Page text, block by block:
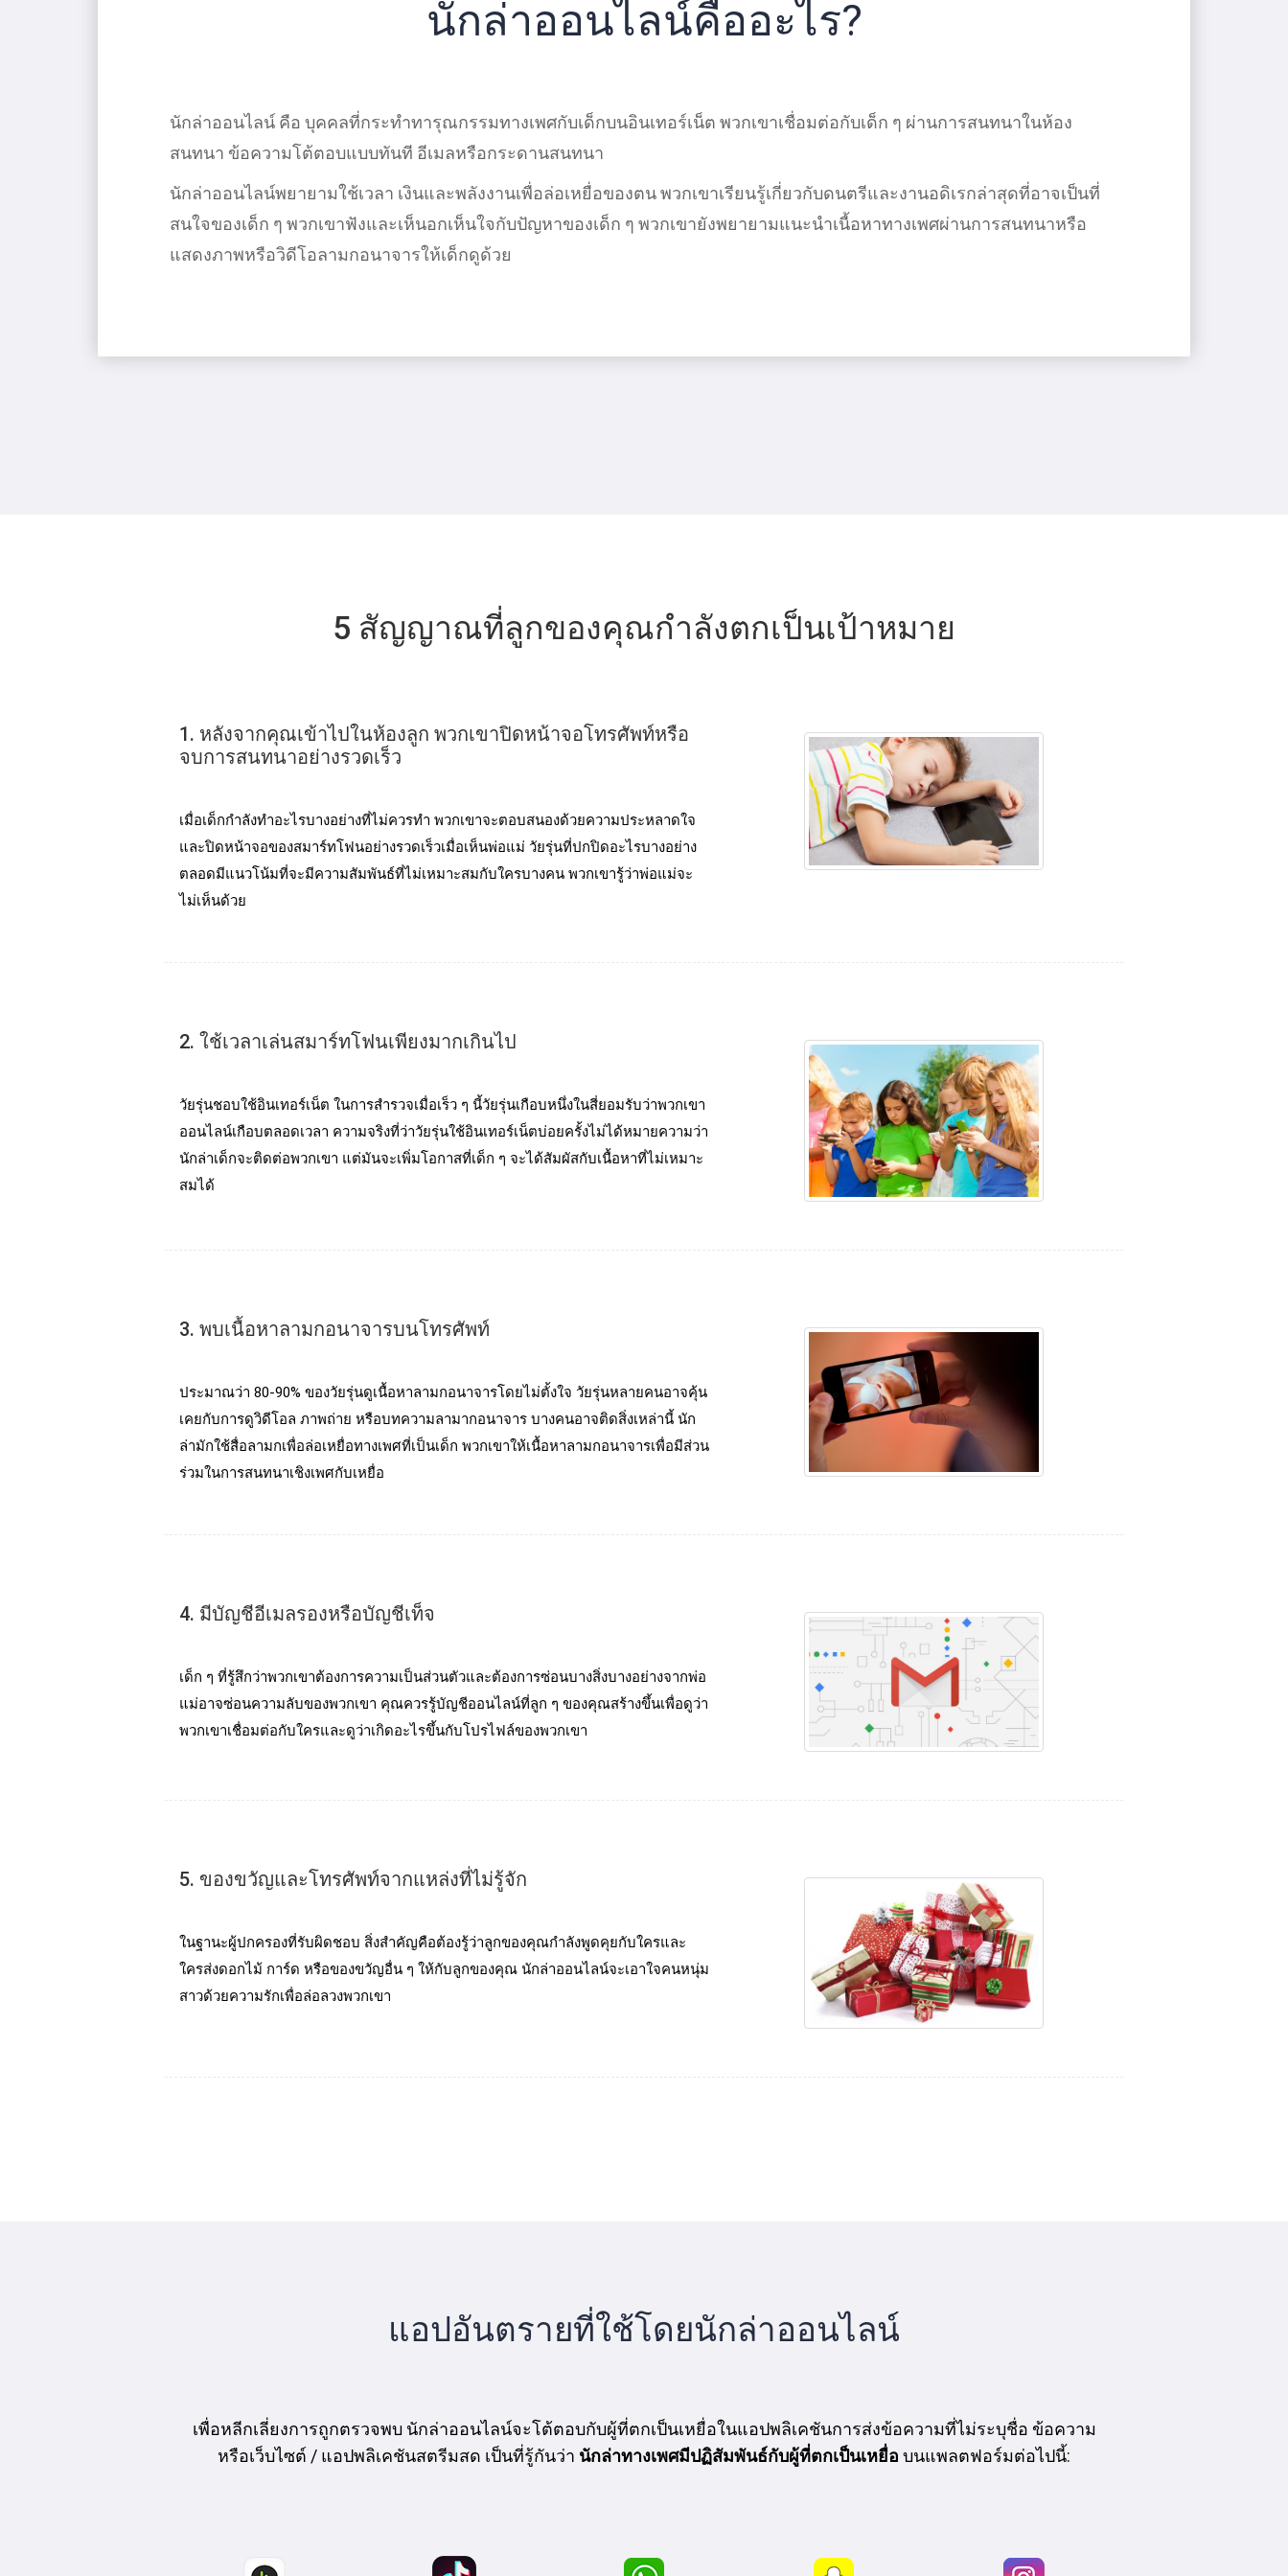
นักล่าออนไลน์คืออะไร?
นักล่าออนไลน์ คือ บุคคลที่กระทําทารุณกรรมทางเพศกับเด็กบนอินเทอร์เน็ต พวกเขาเชื่อมต่อกับเด็ก ๆ ผ่านการสนทนาในห้อง
สนทนา ข้อความโต้ตอบแบบทันที อีเมลหรือกระดานสนทนา
นักล่าออนไลน์พยายามใช้เวลา เงินและพลังงานเพื่อล่อเหยื่อของตน พวกเขาเรียนรู้เกี่ยวกับดนตรีและงานอดิเรกล่าสุดที่อาจเป็นที่
สนใจของเด็ก ๆ พวกเขาฟังและเห็นอกเห็นใจกับปัญหาของเด็ก ๆ พวกเขายังพยายามแนะนําเนื้อหาทางเพศผ่านการสนทนาหรือ
แสดงภาพหรือวิดีโอลามกอนาจารให้เด็กดูด้วย
5 สัญญาณที่ลูกของคุณกําลังตกเป็นเป้าหมาย
1. หลังจากคุณเข้าไปในห้องลูก พวกเขาปิดหน้าจอโทรศัพท์หรือ
จบการสนทนาอย่างรวดเร็ว
เมื่อเด็กกําลังทําอะไรบางอย่างที่ไม่ควรทํา พวกเขาจะตอบสนองด้วยความประหลาดใจ
และปิดหน้าจอของสมาร์ทโฟนอย่างรวดเร็วเมื่อเห็นพ่อแม่ วัยรุ่นที่ปกปิดอะไรบางอย่าง
ตลอดมีแนวโน้มที่จะมีความสัมพันธ์ที่ไม่เหมาะสมกับใครบางคน พวกเขารู้ว่าพ่อแม่จะ
ไม่เห็นด้วย
2. ใช้เวลาเล่นสมาร์ทโฟนเพียงมากเกินไป
วัยรุ่นชอบใช้อินเทอร์เน็ต ในการสํารวจเมื่อเร็ว ๆ นี้วัยรุ่นเกือบหนึ่งในสี่ยอมรับว่าพวกเขา
ออนไลน์เกือบตลอดเวลา ความจริงที่ว่าวัยรุ่นใช้อินเทอร์เน็ตบ่อยครั้งไม่ได้หมายความว่า
นักล่าเด็กจะติดต่อพวกเขา แต่มันจะเพิ่มโอกาสที่เด็ก ๆ จะได้สัมผัสกับเนื้อหาที่ไม่เหมาะ
สมได้
3. พบเนื้อหาลามกอนาจารบนโทรศัพท์
ประมาณว่า 80-90% ของวัยรุ่นดูเนื้อหาลามกอนาจารโดยไม่ตั้งใจ วัยรุ่นหลายคนอาจคุ้น
เคยกับการดูวิดีโอล ภาพถ่าย หรือบทความลามากอนาจาร บางคนอาจติดสิ่งเหล่านี้ นัก
ล่ามักใช้สื่อลามกเพื่อล่อเหยื่อทางเพศที่เป็นเด็ก พวกเขาให้เนื้อหาลามกอนาจารเพื่อมีส่วน
ร่วมในการสนทนาเชิงเพศกับเหยื่อ
4. มีบัญชีอีเมลรองหรือบัญชีเท็จ
เด็ก ๆ ที่รู้สึกว่าพวกเขาต้องการความเป็นส่วนตัวและต้องการซ่อนบางสิ่งบางอย่างจากพ่อ
แม่อาจซ่อนความลับของพวกเขา คุณควรรู้บัญชีออนไลน์ที่ลูก ๆ ของคุณสร้างขึ้นเพื่อดูว่า
พวกเขาเชื่อมต่อกับใครและดูว่าเกิดอะไรขึ้นกับโปรไฟล์ของพวกเขา
5. ของขวัญและโทรศัพท์จากแหล่งที่ไม่รู้จัก
ในฐานะผู้ปกครองที่รับผิดชอบ สิ่งสําคัญคือต้องรู้ว่าลูกของคุณกําลังพูดคุยกับใครและ
ใครส่งดอกไม้ การ์ด หรือของขวัญอื่น ๆ ให้กับลูกของคุณ นักล่าออนไลน์จะเอาใจคนหนุ่ม
สาวด้วยความรักเพื่อล่อลวงพวกเขา
แอปอันตรายที่ใช้โดยนักล่าออนไลน์
เพื่อหลีกเลี่ยงการถูกตรวจพบ นักล่าออนไลน์จะโต้ตอบกับผู้ที่ตกเป็นเหยื่อในแอปพลิเคชันการส่งข้อความที่ไม่ระบุชื่อ ข้อความ
หรือเว็บไซต์ / แอปพลิเคชันสตรีมสด เป็นที่รู้กันว่า นักล่าทางเพศมีปฏิสัมพันธ์กับผู้ที่ตกเป็นเหยื่อ บนแพลตฟอร์มต่อไปนี้: